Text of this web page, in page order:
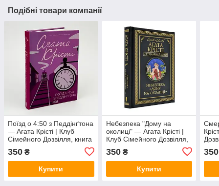
Подібні товари компанії
Поїзд о 4:50 з Педдінґтона
— Агата Крісті | Клуб
Сімейного Дозвілля, книга
українською, нова, тверда
350 ₴
Купити
Небезпека "Дому на
околиці" — Агата Крісті |
Клуб Сімейного Дозвілля,
книга українською, нова,
тверда
350₴
Купити
350